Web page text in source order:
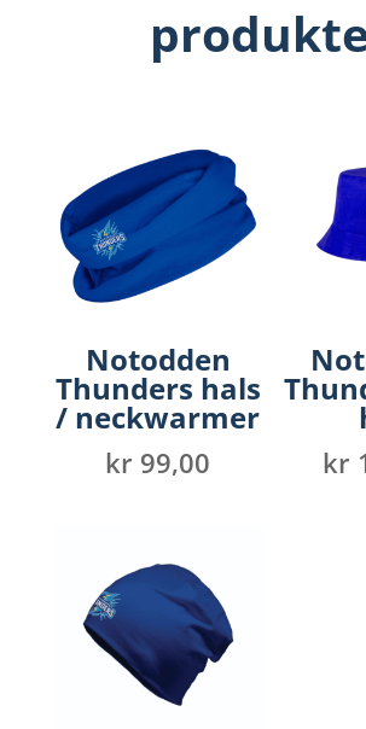
Notodden
Thunders hals
/ neckwarmer
kr 99,00 kr